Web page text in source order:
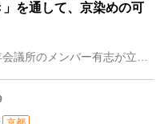
を通して、京染めの可